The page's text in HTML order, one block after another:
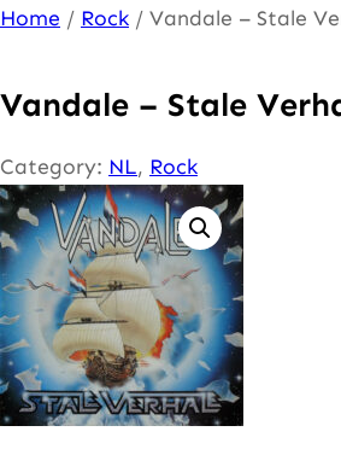
Ga
de
inhoud
Home / Rock / Vandale – Stale
Vandale – Stale
Category: NL, Rock